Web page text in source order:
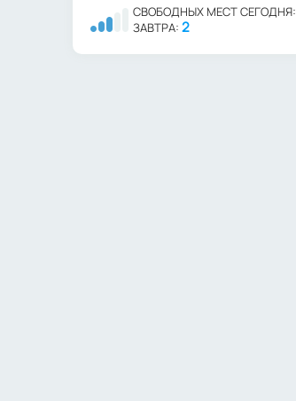
СВОБОДНЫХ МЕСТ СЕГОДНЯ:
ЗАВТРА: 2